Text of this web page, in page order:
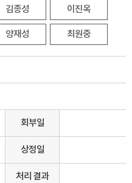
김종성 이진옥
양재성 최원중
회부일
상정일
처리 결과